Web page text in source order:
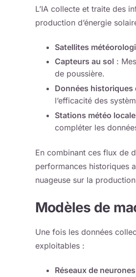
L’IA collecte et traite des
production d’énergie
Satellites
Capteurs au sol :
de poussière.
Données historiques
l’efficacité des
Stations météo
compléter les
En combinant ces flux de
performances historiques
nuageuse sur la production
Modèles de
Une fois les données
exploitables :
Réseaux de